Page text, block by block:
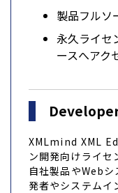
製品フルソ
永久ライセ
ースへアク
XMLmind XML
ン開発向けライセ
自社製品やWeb
発者やシステムイ